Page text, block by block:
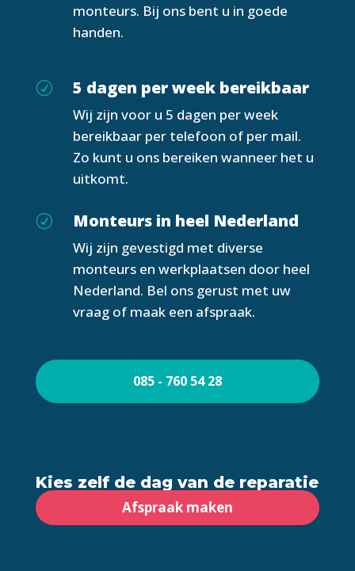
monteurs. Bij ons bent u in goede
handen.
R 5 dagen per week bereikbaar
Wij zijn voor u 5 dagen per week
bereikbaar per telefoon of per mail.
Zo kunt u ons bereiken wanneer het u
uitkomt.
R Monteurs in heel Nederland
Wij zijn gevestigd met diverse
monteurs en werkplaatsen door heel
Nederland. Bel ons gerust met uw
vraag of maak een afspraak.
085 - 760 54 28
Kies zelf de dag van de reparatie
Afspraak maken